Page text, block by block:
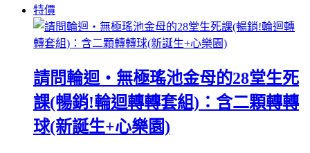
特價
請問輪迴‧無極瑤池金母的28堂生死
課(暢銷!輪迴轉轉套組)：含二顆轉轉
球(新誕生+心樂園)